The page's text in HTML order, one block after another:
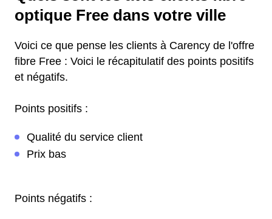
optique Free dans votre ville
Voici ce que pense les clients à Carency de l'offre
fibre Free : Voici le récapitulatif des points positifs
et négatifs.
Points positifs :
Qualité du service client
Prix bas
Points négatifs :